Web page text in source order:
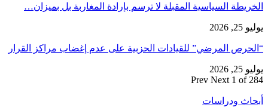
الخريطة السياسية المقبلة لا ترسم بإرادة المغاربة بل بميزان…
يوليو 25, 2026
“الحرص المرضي” للقيادات الحزبية على عدم إغضاب مراكز القرار
يوليو 25, 2026
Prev Next 1 of 284
أبحاث ودراسات